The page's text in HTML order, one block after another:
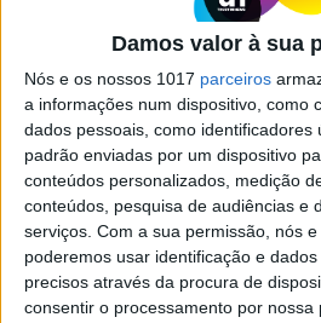
Damos valor à sua
Nós e os nossos 1017 parceiros
a informações num dispositivo, como
dados pessoais, como identificadores
padrão enviadas por um dispositivo
conteúdos personalizados, medição
conteúdos, pesquisa de audiências e
serviços. Com a sua permissão, nós
poderemos usar identificação e
precisos através da procura de
consentir o processamento por
MotoGP 25 em teste:
afinações, muito
Mais do que uma revolução,
afinação cuidada de uma
afirmara como uma das
simuladores de duas rodas
SITES DO GRUPO